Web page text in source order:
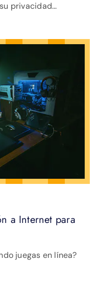
privacidad...
a Internet para
juegas en línea?